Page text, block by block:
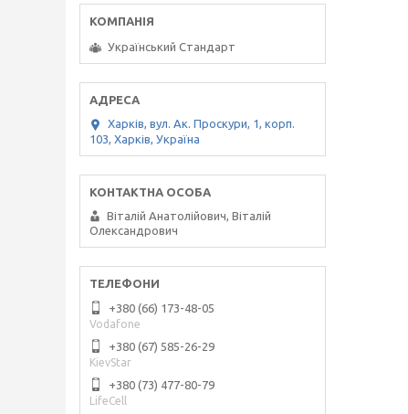
Український Стандарт
Харків, вул. Ак. Проскури, 1, корп.
103, Харків, Україна
Віталій Анатолійович, Віталій
Олександрович
+380 (66) 173-48-05
Vodafone
+380 (67) 585-26-29
KievStar
+380 (73) 477-80-79
LifeCell